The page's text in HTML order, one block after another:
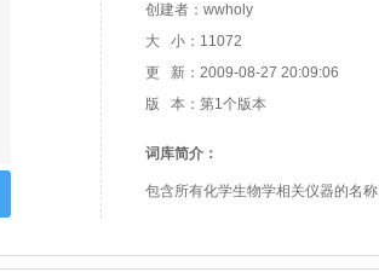
创建者：wwholy
大 小：11072
更 新：2009-08-27 20:09:06
版 本：第1个版本
词库简介：
包含所有化学生物学相关仪器的名称